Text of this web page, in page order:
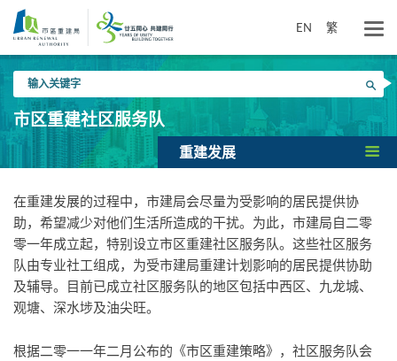
要
内
EN 繁
入
关
键
搜寻
市区重建社区服务队
重建发展
在重建发展的过程中，市建局会尽量为受影响的居民提供协
助，希望减少对他们生活所造成的干扰。为此，市建局自二零
零一年成立起，特别设立市区重建社区服务队。这些社区服务
队由专业社工组成，为受市建局重建计划影响的居民提供协助
及辅导。目前已成立社区服务队的地区包括中西区、九龙城、
观塘、深水埗及油尖旺。
根据二零一一年二月公布的《市区重建策略》，社区服务队会